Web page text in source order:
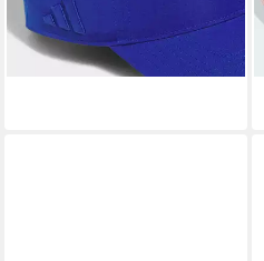
-17%
lieferbar - in 1-2 Werktagen bei dir